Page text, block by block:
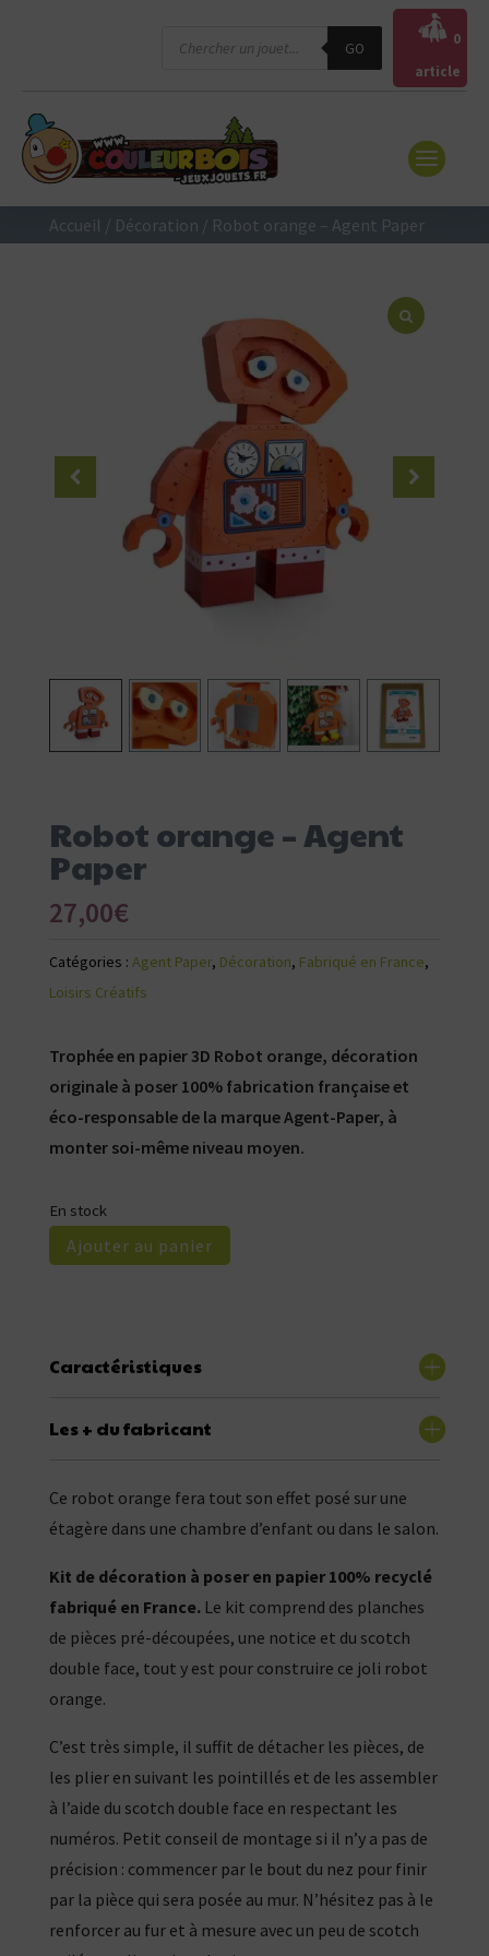
GO
0
article
Accueil / Décoration / Robot orange – Agent Paper
Robot orange – Agent
Paper
27,00€
Catégories : Agent Paper, Décoration, Fabriqué en France,
Loisirs Créatifs
Trophée en papier 3D Robot orange, décoration
originale à poser 100% fabrication française et
éco-responsable de la marque Agent-Paper, à
monter soi-même niveau moyen.
En stock
Ajouter au panier
Caractéristiques
Les + du fabricant
Ce robot orange fera tout son effet posé sur une
étagère dans une chambre d’enfant ou dans le salon.
Kit de décoration à poser en papier 100% recyclé
fabriqué en France.Le kit comprend des planches
de pièces pré-découpées, une notice et du scotch
double face, tout y est pour construire ce joli robot
orange.
C’est très simple, il suffit de détacher les pièces, de
les plier en suivant les pointillés et de les assembler
à l’aide du scotch double face en respectant les
numéros. Petit conseil de montage si il n’y a pas de
précision : commencer par le bout du nez pour finir
par la pièce qui sera posée au mur. N’hésitez pas à le
renforcer au fur et à mesure avec un peu de scotch